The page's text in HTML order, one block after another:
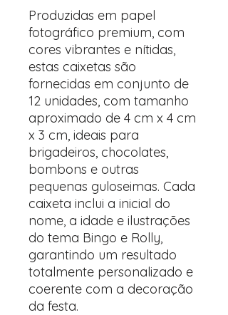
Produzidas em papel
fotográfico premium, com
cores vibrantes e nítidas,
estas caixetas são
fornecidas em conjunto de
12 unidades, com tamanho
aproximado de 4 cm x 4 cm
x 3 cm, ideais para
brigadeiros, chocolates,
bombons e outras
pequenas guloseimas. Cada
caixeta inclui a inicial do
nome, a idade e ilustrações
do tema Bingo e Rolly,
garantindo um resultado
totalmente personalizado e
coerente com a decoração
da festa.